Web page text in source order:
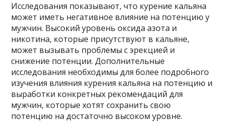
Исследования показывают, что курение кальяна
может иметь негативное влияние на потенцию у
мужчин. Высокий уровень оксида азота и
никотина, которые присутствуют в кальяне,
может вызывать проблемы с эрекцией и
снижение потенции. Дополнительные
исследования необходимы для более подробного
изучения влияния курения кальяна на потенцию и
выработки конкретных рекомендаций для
мужчин, которые хотят сохранить свою
потенцию на достаточно высоком уровне.